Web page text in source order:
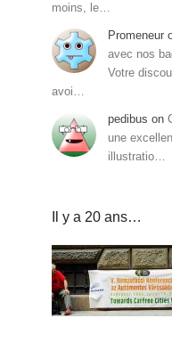
moins, le…
Promeneur
avec nos
Votre
avoi…
pedibus on
une
illustratio…
Il y a 20 ans…